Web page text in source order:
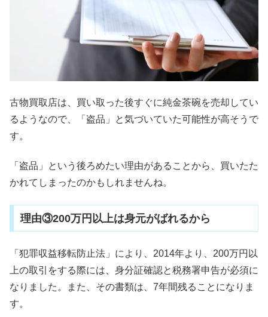
古物買取店は、買い取った後すぐに純金茶碗を売却してい
るようなので、「盗品」と気づいていた可能性が高そうで
す。
「盗品」という後ろめたい理由があることから、買いたた
かれてしまったのかもしれませんね。
理由③200万円以上は身元がばれるから
「犯罪収益移転防止法」により、2014年より、200万円以
上の取引をする際には、身分証確認と税務署申告が必須に
なりました。また、その書類は、7年間残ることになりま
す。